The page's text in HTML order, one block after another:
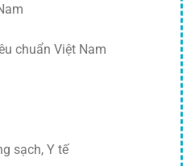
chuẩn Việt Nam
sạch, Y tế